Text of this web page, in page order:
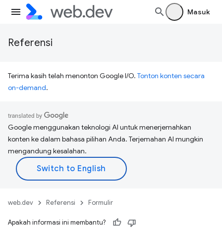
Masuk
Referensi
Terima kasih telah menonton Google I/O. Tonton konten secara
on-demand.
Google menggunakan teknologi AI untuk menerjemahkan
konten ke dalam bahasa pilihan Anda. Terjemahan AI mungkin
mengandung kesalahan.
web.dev Referensi Formulir
Apakah informasi ini membantu?